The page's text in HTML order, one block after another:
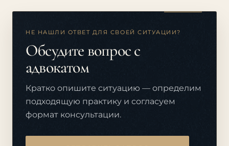
НЕ НАШЛИ ОТВЕТ ДЛЯ СВОЕЙ СИТУАЦИИ?
Обсудите вопрос с
адвокатом
Кратко опишите ситуацию — определим
подходящую практику и согласуем
формат консультации.